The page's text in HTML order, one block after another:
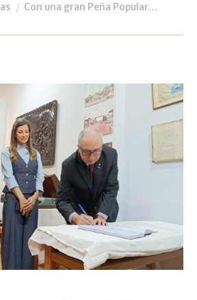
Con una gran Peña Popular…